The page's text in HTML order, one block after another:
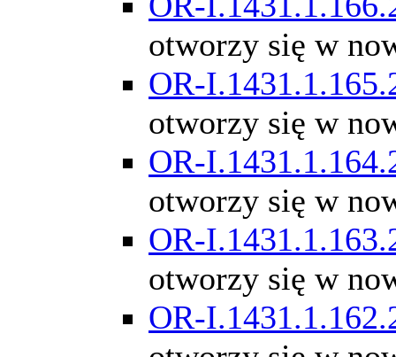
otworzy się w
OR-
otworzy się w
OR-
otworzy się w
OR-
otworzy się w
OR-